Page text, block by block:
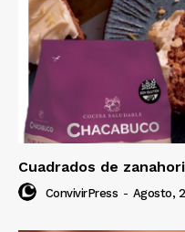
Cuadrados de
ConvivirPress - Agosto,